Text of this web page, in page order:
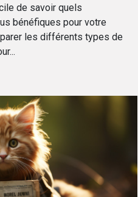
de savoir quels
bénéfiques pour votre
les différents types de